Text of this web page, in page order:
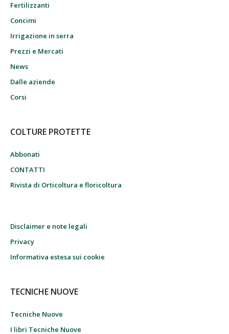
Fertilizzanti
Concimi
Irrigazione in serra
Prezzi e Mercati
News
Dalle aziende
Corsi
COLTURE PROTETTE
Abbonati
CONTATTI
Rivista di Orticoltura e floricoltura
Disclaimer e note legali
Privacy
Informativa estesa sui cookie
TECNICHE NUOVE
Tecniche Nuove
I libri Tecniche Nuove